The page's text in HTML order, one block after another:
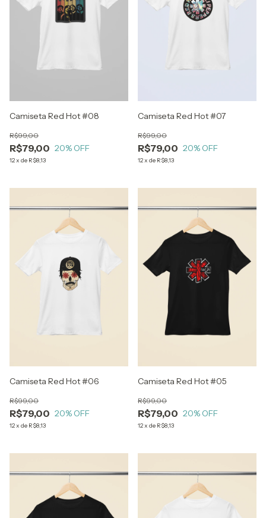
Camiseta Red Hot #08
R$79,00
R$99,00
20% OFF
12x de R$8,13
Camiseta Red Hot #07
R$79,00
R$99,00
20% OFF
12x de R$8,13
Camiseta Red Hot #06
R$79,00
R$99,00
20% OFF
12x de R$8,13
Camiseta Red Hot #05
R$79,00
R$99,00
20% OFF
12x de R$8,13